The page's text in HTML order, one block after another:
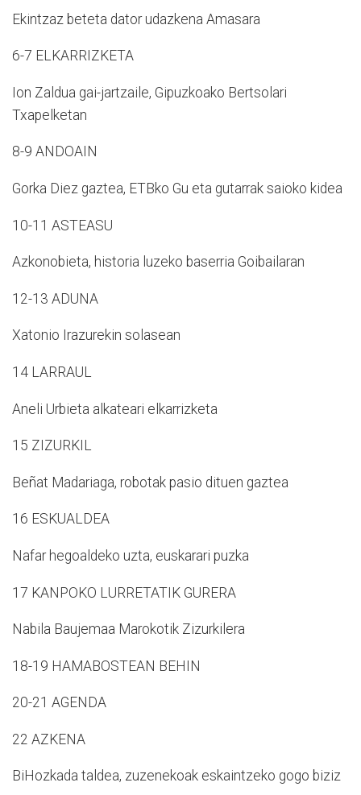
Ekintzaz beteta dator udazkena Amasara
6-7 ELKARRIZKETA
Ion Zaldua gai-jartzaile, Gipuzkoako Bertsolari
Txapelketan
8-9 ANDOAIN
Gorka Diez gaztea, ETBko Gu eta gutarrak saioko kidea
10-11 ASTEASU
Azkonobieta, historia luzeko baserria Goibailaran
12-13 ADUNA
Xatonio Irazurekin solasean
14 LARRAUL
Aneli Urbieta alkateari elkarrizketa
15 ZIZURKIL
Beñat Madariaga, robotak pasio dituen gaztea
16 ESKUALDEA
Nafar hegoaldeko uzta, euskarari puzka
17 KANPOKO LURRETATIK GURERA
Nabila Baujemaa Marokotik Zizurkilera
18-19 HAMABOSTEAN BEHIN
20-21 AGENDA
22 AZKENA
BiHozkada taldea, zuzenekoak eskaintzeko gogo biziz